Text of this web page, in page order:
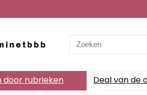
Search
for:
door rubrieken Deal van de